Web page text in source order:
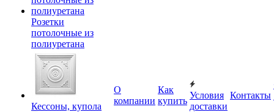
Розетки
потолочные из
полиуретана
Кессоны, купола
О
компании
Как
купить
Условия
доставки
Контакты